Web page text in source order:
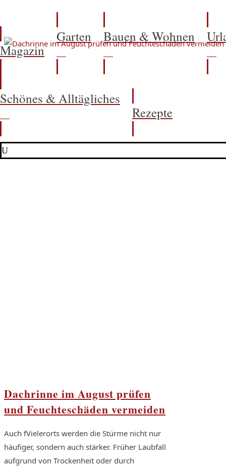
Magazin
Garten Bauen & Wohnen
Schönes & Alltägliches
Rezepte
U
Dachrinne im August prüfen
und Feuchteschäden vermeiden
Auch fVielerorts werden die Stürme nicht nur
häufiger, sondern auch stärker. Früher Laubfall
aufgrund von Trockenheit oder durch